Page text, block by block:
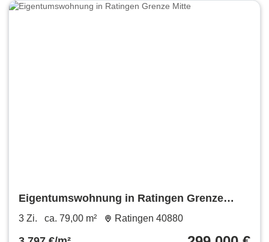
Eigentumswohnung in Ratingen Grenze
Mitte
3 Zi. ca. 79,00 m² Ratingen 40880